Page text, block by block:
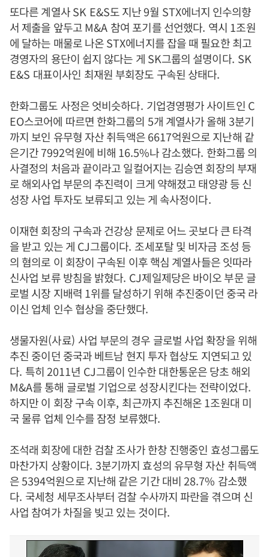
또다른 계열사SK E&S도 지난9월 STX에너지 인수의향
서 제출을 앞두고M&A 참여 포기를 선언했다. 역시 1조원
에 달하는 매물로 나온STX에너지를 잡을 때 필요한 최고
경영자의 용단이 쉽지 않다는 게 SK그룹의 설명이다. SK
E&S 대표이사인 최재원 부회장도 구속된 상태다.
한화그룹도 사정은 엇비슷하다. 기업경영평가 사이트인 C
EO스코어에 따르면 한화그룹의 5개 계열사가 올해 3분기
까지 보인 유무형 자산 취득액은6617억원으로 지난해 같
은기간7992억원에 비해 16.5%나 감소했다. 한화그룹 의
사결정의 처음과 끝이라고 일컬어지는 김승연 회장의 부재
로 해외사업 부문의 추진력이 크게 약해졌고 태양광 등 신
성장 사업 투자도 보류되고 있는 게 속사정이다.
이재현 회장의 구속과 건강상 문제로 어느 곳보다 큰 타격
을 받고 있는 게 CJ그룹이다. 조세포탈 및 비자금 조성 등
의 혐의로 이 회장이 구속된 이후 핵심 계열사들은 잇따라
신사업 보류 방침을 밝혔다. CJ제일제당은 바이오 부문 글
로벌 시장 지배력 1위를 달성하기 위해 추진중이던 중국 라
이신 업체 인수 협상을 중단했다.
생물자원(사료) 사업 부문의 경우 글로벌 사업 확장을 위해
추진 중이던 중국과 베트남 현지 투자 협상도 지연되고 있
다. 특히 2011년 CJ그룹이 인수한 대한통운은 당초 해외
M&A를 통해 글로벌 기업으로 성장시킨다는 전략이었다.
하지만 이 회장 구속 이후, 최근까지 추진해온1조원대 미
국 물류 업체 인수를 잠정 보류했다.
조석래 회장에 대한 검찰 조사가 한창 진행중인 효성그룹도
마찬가지 상황이다. 3분기까지 효성의 유무형 자산 취득액
은5394억원으로 지난해 같은 기간 대비 28.7% 감소했
다. 국세청 세무조사부터 검찰 수사까지 파란을 겪으며 신
사업 참여가 차질을 빚고 있는 것이다.